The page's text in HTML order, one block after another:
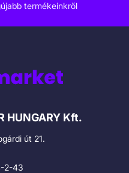
termékeinkről
HUNGARY Kft.
út 21.
2-43